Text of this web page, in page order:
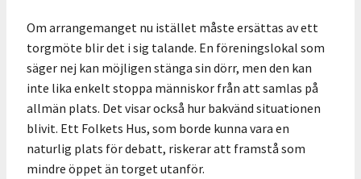
Om arrangemanget nu istället måste ersättas av ett
torgmöte blir det i sig talande. En föreningslokal som
säger nej kan möjligen stänga sin dörr, men den kan
inte lika enkelt stoppa människor från att samlas på
allmän plats. Det visar också hur bakvänd situationen
blivit. Ett Folkets Hus, som borde kunna vara en
naturlig plats för debatt, riskerar att framstå som
mindre öppet än torget utanför.